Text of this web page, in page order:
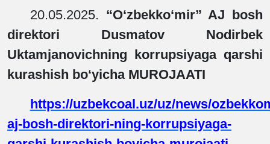
20.05.2025. “O‘zbekko‘mir” AJ bosh
direktori Dusmatov Nodirbek
Uktamjanovichning korrupsiyaga qarshi
kurashish bo‘yicha MUROJAATI
https://uzbekcoal.uz/uz/news/
aj-bosh-direktori-ning-korrupsiyaga-